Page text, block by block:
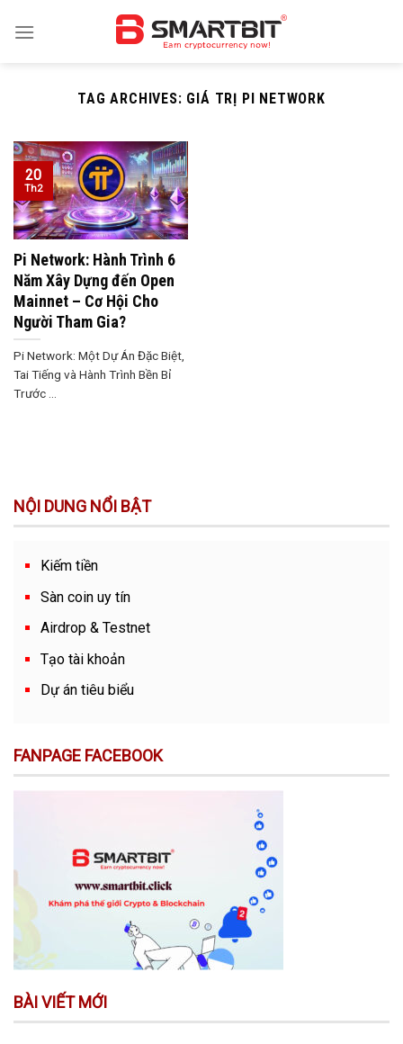
TAG ARCHIVES: GIÁ TRỊ PI NETWORK
Pi Network: Hành Trình 6
Năm Xây Dựng đến Open
Mainnet – Cơ Hội Cho
Người Tham Gia?
Pi Network: Một Dự Án Đặc Biệt,
Tai Tiếng và Hành Trình Bền Bỉ
Trước ...
20
Th2
NỘI DUNG NỔI BẬT
Kiếm tiền
Sàn coin uy tín
Airdrop & Testnet
Tạo tài khoản
Dự án tiêu biểu
FANPAGE FACEBOOK
BÀI VIẾT MỚI